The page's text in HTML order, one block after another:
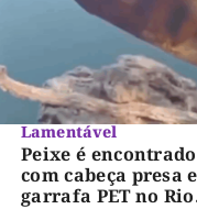
Lamentável
Peixe é encontrado
com cabeça presa
garrafa PET no Rio